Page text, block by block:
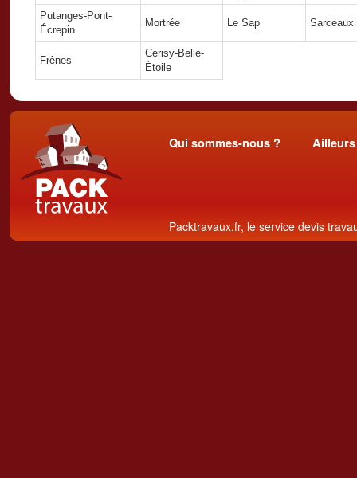
Putanges-Pont-
Écrepin
Mortrée Le Sap Sarceaux
Frênes
Cerisy-Belle-
Étoile
Qui sommes-nous ?
Packtravaux.fr, le service devis